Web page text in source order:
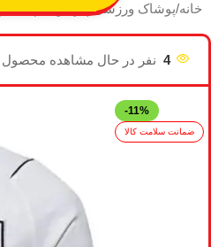
خانه/پوشاک ورزشی/پیراهن تیم
4 نفر در حال مشاهده محصول
-11%
ضمانت سلامت کالا